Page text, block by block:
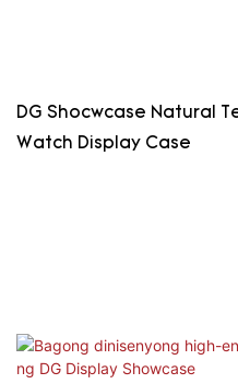
DG Shocwcase Natural
Watch Display Case